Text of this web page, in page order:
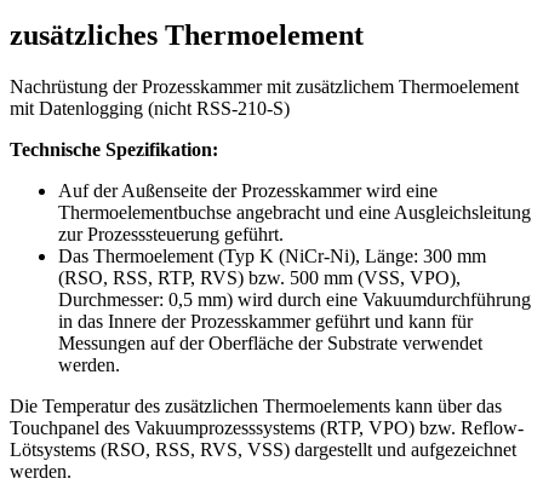
zusätzliches Thermoelement
Nachrüstung der Prozesskammer mit zusätzlichem Thermoelement
mit Datenlogging (nicht RSS-210-S)
Technische Spezifikation:
Auf der Außenseite der Prozesskammer wird eine
Thermoelementbuchse angebracht und eine Ausgleichsleitung
zur Prozesssteuerung geführt.
Das Thermoelement (Typ K (NiCr-Ni), Länge: 300 mm
(RSO, RSS, RTP, RVS) bzw. 500 mm (VSS, VPO),
Durchmesser: 0,5 mm) wird durch eine Vakuumdurchführung
in das Innere der Prozesskammer geführt und kann für
Messungen auf der Oberfläche der Substrate verwendet
werden.
Die Temperatur des zusätzlichen Thermoelements kann über das
Touchpanel des Vakuumprozesssystems (RTP, VPO) bzw. Reflow-
Lötsystems (RSO, RSS, RVS, VSS) dargestellt und aufgezeichnet
werden.